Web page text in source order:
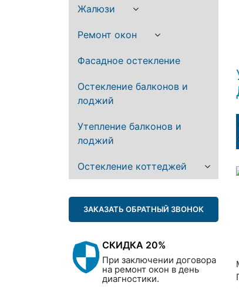
Жалюзи
Ремонт окон
Фасадное остекление
Остекление балконов и
лоджий
Утепление балконов и
лоджий
Остекление коттеджей
ЗАКАЗАТЬ ОБРАТНЫЙ ЗВОНОК
СКИДКА 20%
При заключении договора
на ремонт окон в день
диагностики.